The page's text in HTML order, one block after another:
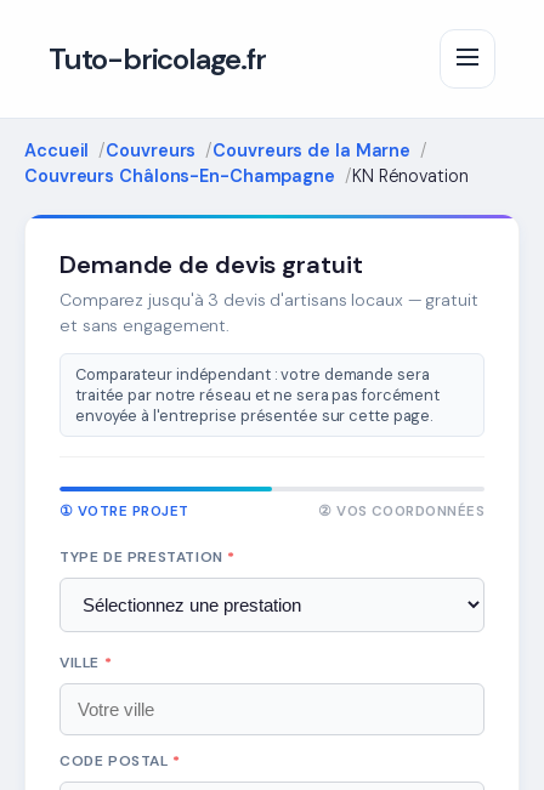
Tuto-bricolage.fr
Accueil Couvreurs
Couvreurs de la Marne
Couvreurs Châlons-En-Champagne
KN Rénovation
Demande de devis gratuit
Comparez jusqu'à 3 devis d'artisans locaux — gratuit
et sans engagement.
Comparateur indépendant : votre demande sera
traitée par notre réseau et ne sera pas forcément
envoyée à l'entreprise présentée sur cette page.
① VOTRE PROJET ② VOS COORDONNÉES
TYPE DE PRESTATION *
VILLE *
CODE POSTAL *